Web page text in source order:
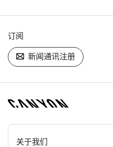
订阅
新闻通讯注册
[footer.linksList.title]
关于我们